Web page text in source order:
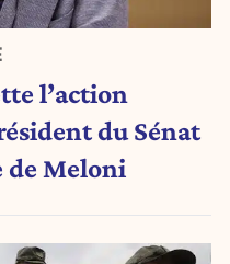
l’action
du Sénat
de Meloni